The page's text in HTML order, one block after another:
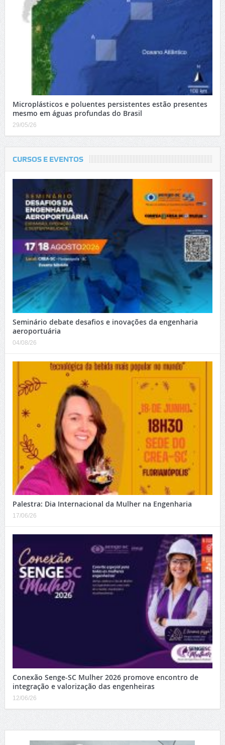
Microplásticos e poluentes persistentes estão presentes
mesmo em águas profundas do Brasil
29/05/26
CURSOS E EVENTOS
Seminário debate desafios e inovações da engenharia
aeroportuária
04/08/26
Palestra: Dia Internacional da Mulher na Engenharia
17/06/26
Conexão Senge-SC Mulher 2026 promove encontro de
integração e valorização das engenheiras
12/06/26